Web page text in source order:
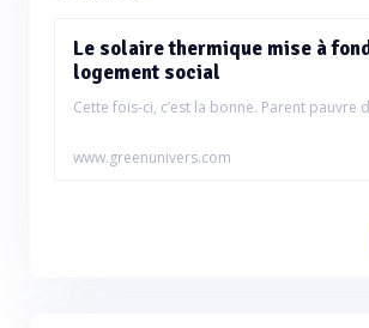
Le solaire thermique mise à
logement social
Cette fois-ci, c’est la bonne. Parent pauvre
www.greenunivers.com